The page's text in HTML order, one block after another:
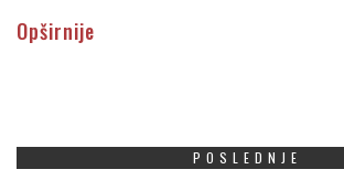
Opširnije
POSLEDNJE